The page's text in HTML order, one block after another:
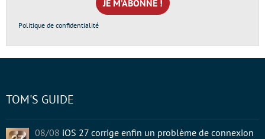
*
Politique de confidentialité
TOM'S GUIDE
08/08 iOS 27 corrige enfin un problème de connexion